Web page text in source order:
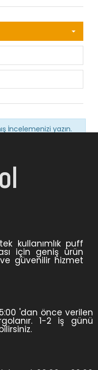
İncelemenizi yazın.
kullanımlık puff
için geniş ürün
güvenilir hizmet
'dan önce verilen
1-2 iş günü